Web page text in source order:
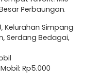
Perbaungan.
Kelurahan Simpang
Serdang Bedagai,
Rp5.000